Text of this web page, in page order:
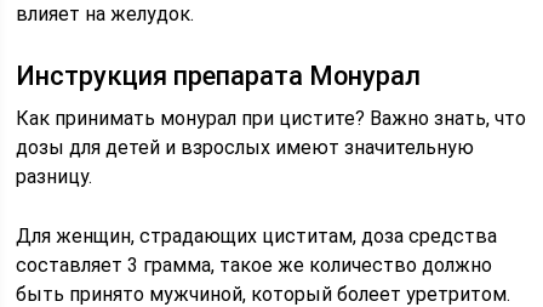
влияет на желудок.
Инструкция препарата Монурал
Как принимать монурал при цистите? Важно знать, что
дозы для детей и взрослых имеют значительную
разницу.
Для женщин, страдающих циститам, доза средства
составляет 3 грамма, такое же количество должно
быть принято мужчиной, который болеет уретритом.